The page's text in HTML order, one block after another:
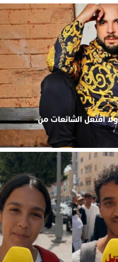
أفتعل الشائعات من